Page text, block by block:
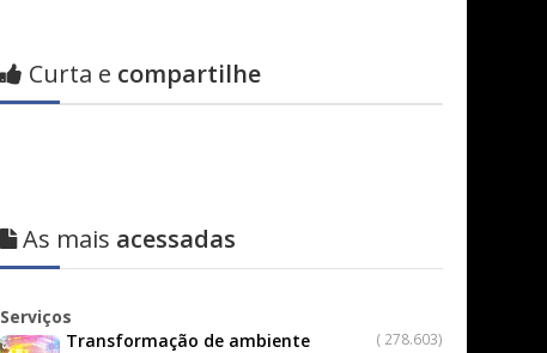
Curta e compartilhe
As mais acessadas
Serviços
Transformação de ambiente
( 278.603)